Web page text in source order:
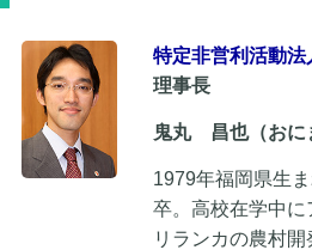
特定非営利活動
理事長
鬼丸 昌也（おに
1979年福岡県生
卒。高校在学中に
リランカの農村開